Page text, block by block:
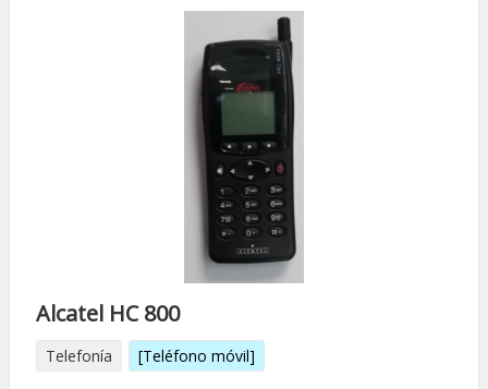
Alcatel HC 800
Telefonía [Teléfono móvil]